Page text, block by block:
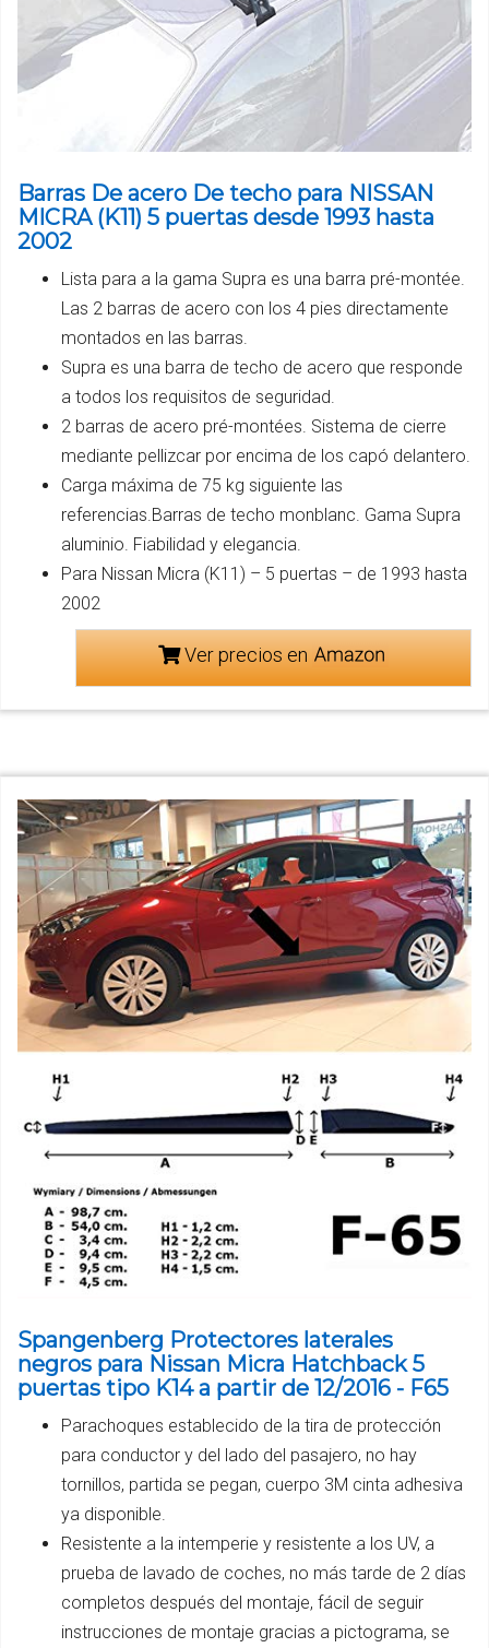
Barras De acero De techo para NISSAN
MICRA (K11) 5 puertas desde 1993 hasta
2002
Lista para a la gama Supra es una barra pré-montée.
Las 2 barras de acero con los 4 pies directamente
montados en las barras.
Supra es una barra de techo de acero que responde
a todos los requisitos de seguridad.
2 barras de acero pré-montées. Sistema de cierre
mediante pellizcar por encima de los capó delantero.
Carga máxima de 75 kg siguiente las
referencias.Barras de techo monblanc. Gama Supra
aluminio. Fiabilidad y elegancia.
Para Nissan Micra (K11) – 5 puertas – de 1993 hasta
2002
Ver precios en
Spangenberg Protectores laterales
negros para Nissan Micra Hatchback 5
puertas tipo K14 a partir de 12/2016 - F65
Parachoques establecido de la tira de protección
para conductor y del lado del pasajero, no hay
tornillos, partida se pegan, cuerpo 3M cinta adhesiva
ya disponible.
Resistente a la intemperie y resistente a los UV, a
prueba de lavado de coches, no más tarde de 2 días
completos después del montaje, fácil de seguir
instrucciones de montaje gracias a pictograma, se